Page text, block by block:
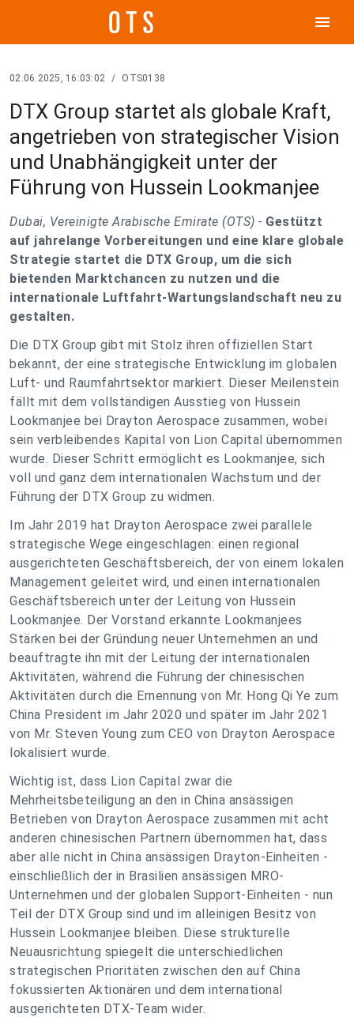
menu
02.06.2025, 16:03:02 / OTS0138
DTX Group startet als globale Kraft,
angetrieben von strategischer Vision
und Unabhängigkeit unter der
Führung von Hussein Lookmanjee
Dubai, Vereinigte Arabische Emirate (OTS) - Gestützt
auf jahrelange Vorbereitungen und eine klare globale
Strategie startet die DTX Group, um die sich
bietenden Marktchancen zu nutzen und die
internationale Luftfahrt-Wartungslandschaft neu zu
gestalten.
Die DTX Group gibt mit Stolz ihren offiziellen Start
bekannt, der eine strategische Entwicklung im globalen
Luft- und Raumfahrtsektor markiert. Dieser Meilenstein
fällt mit dem vollständigen Ausstieg von Hussein
Lookmanjee bei Drayton Aerospace zusammen, wobei
sein verbleibendes Kapital von Lion Capital übernommen
wurde. Dieser Schritt ermöglicht es Lookmanjee, sich
voll und ganz dem internationalen Wachstum und der
Führung der DTX Group zu widmen.
Im Jahr 2019 hat Drayton Aerospace zwei parallele
strategische Wege eingeschlagen: einen regional
ausgerichteten Geschäftsbereich, der von einem lokalen
Management geleitet wird, und einen internationalen
Geschäftsbereich unter der Leitung von Hussein
Lookmanjee. Der Vorstand erkannte Lookmanjees
Stärken bei der Gründung neuer Unternehmen an und
beauftragte ihn mit der Leitung der internationalen
Aktivitäten, während die Führung der chinesischen
Aktivitäten durch die Ernennung von Mr. Hong Qi Ye zum
China President im Jahr 2020 und später im Jahr 2021
von Mr. Steven Young zum CEO von Drayton Aerospace
lokalisiert wurde.
Wichtig ist, dass Lion Capital zwar die
Mehrheitsbeteiligung an den in China ansässigen
Betrieben von Drayton Aerospace zusammen mit acht
anderen chinesischen Partnern übernommen hat, dass
aber alle nicht in China ansässigen Drayton-Einheiten -
einschließlich der in Brasilien ansässigen MRO-
Unternehmen und der globalen Support-Einheiten - nun
Teil der DTX Group sind und im alleinigen Besitz von
Hussein Lookmanjee bleiben. Diese strukturelle
Neuausrichtung spiegelt die unterschiedlichen
strategischen Prioritäten zwischen den auf China
fokussierten Aktionären und dem international
ausgerichteten DTX-Team wider.